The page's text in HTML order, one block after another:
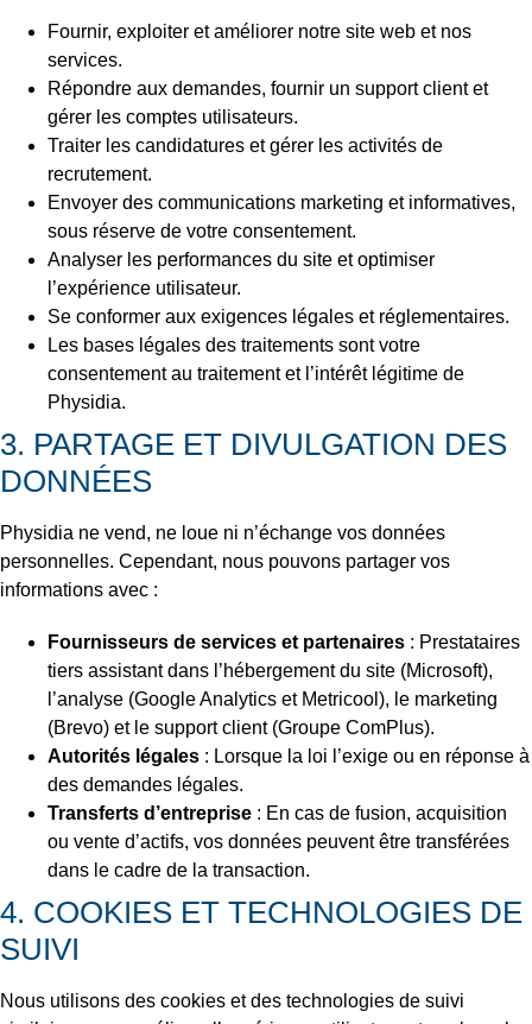
Fournir, exploiter et améliorer notre site web et nos
services.
Répondre aux demandes, fournir un support client et
gérer les comptes utilisateurs.
Traiter les candidatures et gérer les activités de
recrutement.
Envoyer des communications marketing et informatives,
sous réserve de votre consentement.
Analyser les performances du site et optimiser
l’expérience utilisateur.
Se conformer aux exigences légales et réglementaires.
Les bases légales des traitements sont votre
consentement au traitement et l’intérêt légitime de
Physidia.
3. PARTAGE ET DIVULGATION DES
DONNÉES
Physidia ne vend, ne loue ni n’échange vos données
personnelles. Cependant, nous pouvons partager vos
informations avec :
Fournisseurs de services et partenaires : Prestataires
tiers assistant dans l’hébergement du site (Microsoft),
l’analyse (Google Analytics et Metricool), le marketing
(Brevo) et le support client (Groupe ComPlus).
Autorités légales : Lorsque la loi l’exige ou en réponse à
des demandes légales.
Transferts d’entreprise : En cas de fusion, acquisition
ou vente d’actifs, vos données peuvent être transférées
dans le cadre de la transaction.
4. COOKIES ET TECHNOLOGIES DE
SUIVI
Nous utilisons des cookies et des technologies de suivi